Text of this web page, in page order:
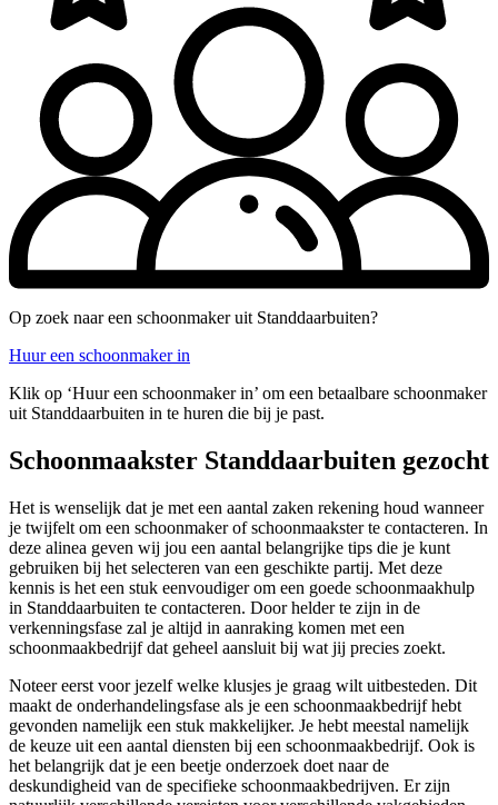
Op zoek naar een schoonmaker uit Standdaarbuiten?
Huur een schoonmaker in
Klik op ‘Huur een schoonmaker in’ om een betaalbare schoonmaker
uit Standdaarbuiten in te huren die bij je past.
Schoonmaakster Standdaarbuiten gezocht
Het is wenselijk dat je met een aantal zaken rekening houd wanneer
je twijfelt om een schoonmaker of schoonmaakster te contacteren. In
deze alinea geven wij jou een aantal belangrijke tips die je kunt
gebruiken bij het selecteren van een geschikte partij. Met deze
kennis is het een stuk eenvoudiger om een goede schoonmaakhulp
in Standdaarbuiten te contacteren. Door helder te zijn in de
verkenningsfase zal je altijd in aanraking komen met een
schoonmaakbedrijf dat geheel aansluit bij wat jij precies zoekt.
Noteer eerst voor jezelf welke klusjes je graag wilt uitbesteden. Dit
maakt de onderhandelingsfase als je een schoonmaakbedrijf hebt
gevonden namelijk een stuk makkelijker. Je hebt meestal namelijk
de keuze uit een aantal diensten bij een schoonmaakbedrijf. Ook is
het belangrijk dat je een beetje onderzoek doet naar de
deskundigheid van de specifieke schoonmaakbedrijven. Er zijn